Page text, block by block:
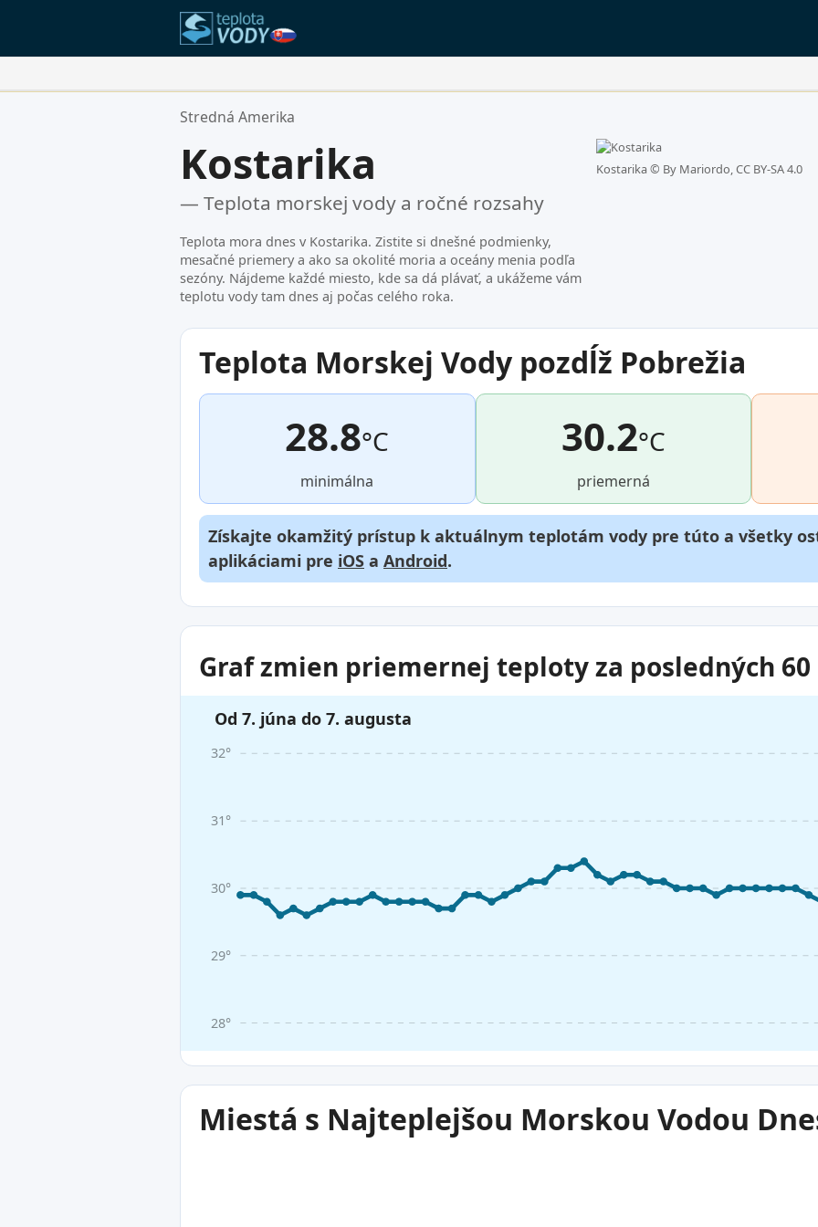
Vaše Obľúbené Lokality:
Stredná Amerika
Kostarika
— Teplota morskej vody a ročné rozsahy
Teplota mora dnes v Kostarika. Zistite si dnešné podmienky,
mesačné priemery a ako sa okolité moria a oceány menia podľa
sezóny. Nájdeme každé miesto, kde sa dá plávať, a ukážeme vám
teplotu vody tam dnes aj počas celého roka.
Kostarika © By Mariordo, CC BY-SA 4.0
Teplota Morskej Vody pozdĺž Pobrežia
28.8°C
minimálna
30.2°C
priemerná
Získajte okamžitý prístup k aktuálnym teplotám vody pre túto a všetky
aplikáciami pre iOS a Android.
Graf zmien priemernej teploty za posledných
Od 7. júna do 7. augusta
28°
29°
30°
31°
32°
Miestá s Najteplejšou Morskou Vodou